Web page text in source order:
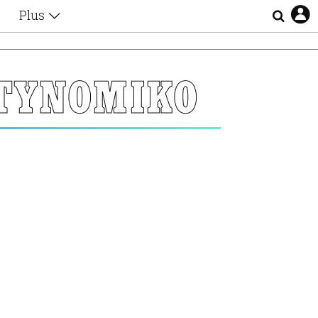
Plus
Αφιερώματα
Ζώδια